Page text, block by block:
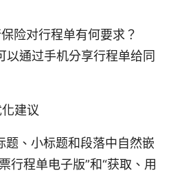
险对行程单有何要求？
以通过手机分享行程单给同
建议
题、小标题和段落中自然嵌
行程单电子版”和“获取、用